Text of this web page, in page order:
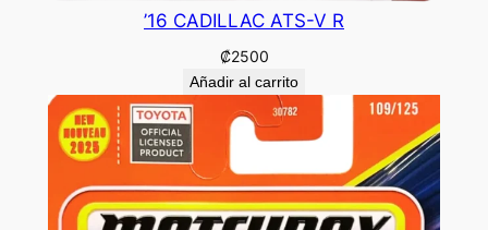
’16 CADILLAC ATS-V R
₡2500
Añadir al carrito